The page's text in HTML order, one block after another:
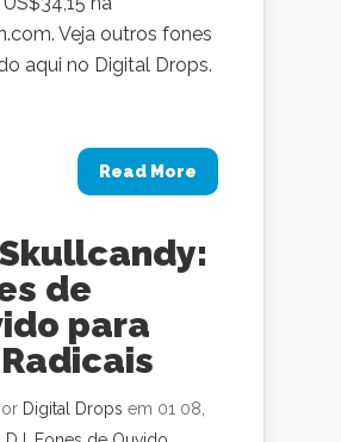
Veja outros fones
aqui no Digital Drops.
Read More
de
para
Radicais
Digital Drops em 01 08,